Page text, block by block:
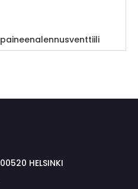
HELSINKI